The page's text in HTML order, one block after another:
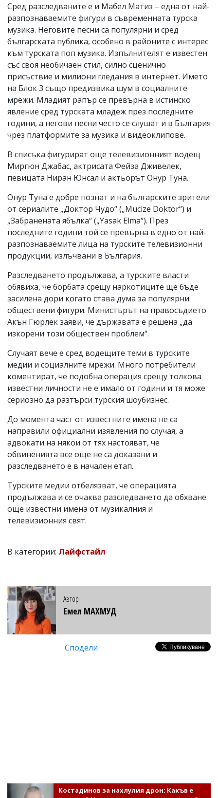
Сред разследваните е и Мабел Матиз – една от най-
разпознаваемите фигури в съвременната турска
музика. Неговите песни са популярни и сред
българската публика, особено в районите с интерес
към турската поп музика. Изпълнителят е известен
със своя необичаен стил, силно сценично
присъствие и милиони гледания в интернет. Името
на Блок 3 също предизвика шум в социалните
мрежи. Младият рапър се превърна в истинско
явление сред турската младеж през последните
години, а негови песни често се слушат и в България
чрез платформите за музика и видеоклипове.
В списъка фигурират още телевизионният водещ
Миргюн Джабас, актрисата Фейза Дживелек,
певицата Ниран Юнсал и актьорът Онур Туна.
Онур Туна е добре познат и на българските зрители
от сериалите „Доктор Чудо“ („Mucize Doktor“) и
„Забранената ябълка“ („Yasak Elma“). През
последните години той се превърна в едно от най-
разпознаваемите лица на турските телевизионни
продукции, излъчвани в България.
Разследването продължава, а турските власти
обявиха, че борбата срещу наркотиците ще бъде
засилена дори когато става дума за популярни
обществени фигури. Министърът на правосъдието
Акън Гюрлек заяви, че държавата е решена „да
изкорени този обществен проблем“.
Случаят вече е сред водещите теми в турските
медии и социалните мрежи. Много потребители
коментират, че подобна операция срещу толкова
известни личности не е имало от години и тя може
сериозно да разтърси турския шоубизнес.
До момента част от известните имена не са
направили официални изявления по случая, а
адвокати на някои от тях настояват, че
обвиненията все още не са доказани и
разследването е в начален етап.
Турските медии отбелязват, че операцията
продължава и се очаква разследването да обхване
още известни имена от музикалния и
телевизионния свят.
В категории: Лайфстайл
Автор
Емел МАХМУД
Сподели
Костадинов за нахлулия дрон: Какъв е